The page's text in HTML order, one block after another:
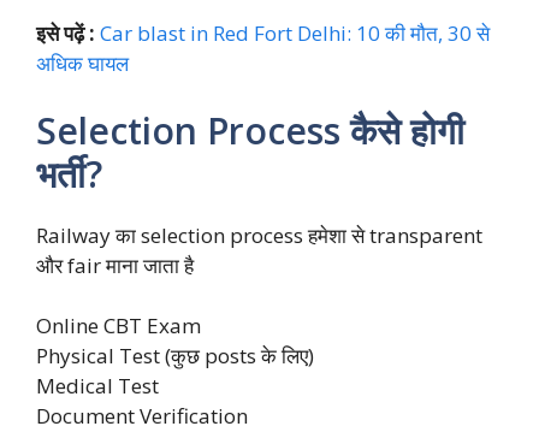
इसे पढ़ें : Car blast in Red Fort Delhi: 10 की मौत, 30 से
अधिक घायल
Selection Process कैसे होगी
भर्ती?
Railway का selection process हमेशा से transparent
और fair माना जाता है
Online CBT Exam
Physical Test (कुछ posts के लिए)
Medical Test
Document Verification